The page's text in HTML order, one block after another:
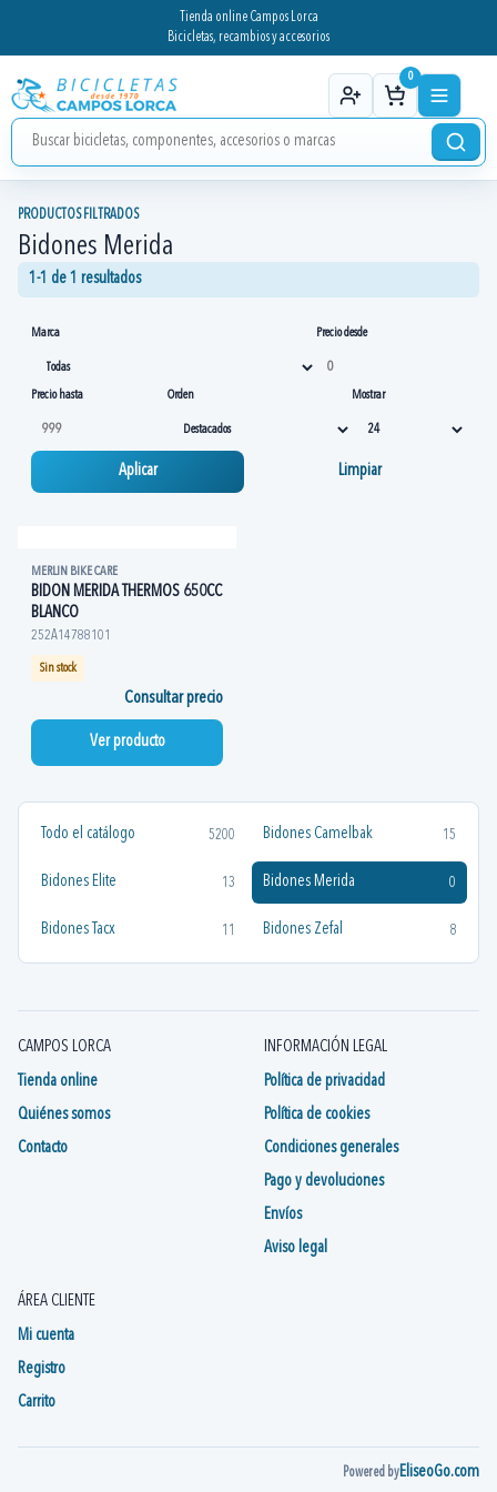
Tienda online Campos Lorca
Bicicletas, recambios y accesorios
0
Todo el catálogo 5200 Bidones Camelbak 15
Bidones Elite 13 Bidones Merida 0
Bidones Tacx 11 Bidones Zefal 8
PRODUCTOS FILTRADOS
Bidones Merida
1-1 de 1 resultados
Marca Precio desde
Precio hasta Orden Mostrar
Aplicar Limpiar
MERLIN BIKE CARE
BIDON MERIDA THERMOS 650CC
BLANCO
252A14788101
Sin stock
Consultar precio
Ver producto
CAMPOS LORCA
Tienda online
Quiénes somos
Contacto
INFORMACIÓN LEGAL
Política de privacidad
Política de cookies
Condiciones generales
Pago y devoluciones
Envíos
Aviso legal
ÁREA CLIENTE
Mi cuenta
Registro
Carrito
Powered byEliseoGo.com